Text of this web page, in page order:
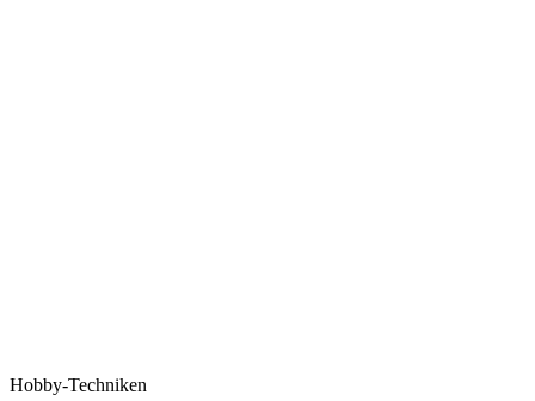
Hobby-Techniken